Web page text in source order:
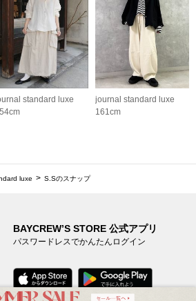
standard luxe
journal standard luxe
161cm
luxe S.Sのスナップ
BAYCREW’S STORE 公式アプリ
パスワードレスでかんたんログイン